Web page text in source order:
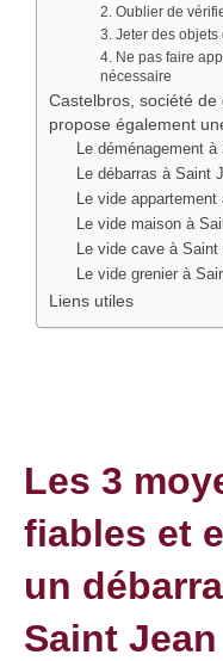
2. Oublier de
3. Jeter des
4. Ne pas faire
nécessaire
Castelbros, société de
propose également
Le déménagement
Le débarras à Saint
Le vide
Le vide maison à
Le vide cave à Saint
Le vide grenier à
Liens utiles
Les 3
fiables et
un
Saint